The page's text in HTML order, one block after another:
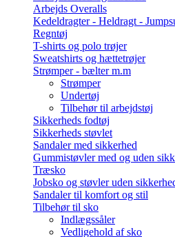
Arbejds Overalls
Kedeldragter - Heldragt -
Regntøj
T-shirts og polo trøjer
Sweatshirts og hættetrøjer
Strømper - bælter m.m
Strømper
Undertøj
Tilbehør til arbejdstøj
Sikkerheds fodtøj
Sikkerheds støvlet
Sandaler med sikkerhed
Gummistøvler med og uden
Træsko
Jobsko og støvler uden
Sandaler til komfort og stil
Tilbehør til sko
Indlægssåler
Vedligehold af sko